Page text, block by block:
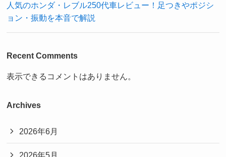
人気のホンダ・レブル250代車レビュー！足つきやポジシ
ョン・振動を本音で解説
Recent Comments
表示できるコメントはありません。
Archives
2026年6月
2026年5月